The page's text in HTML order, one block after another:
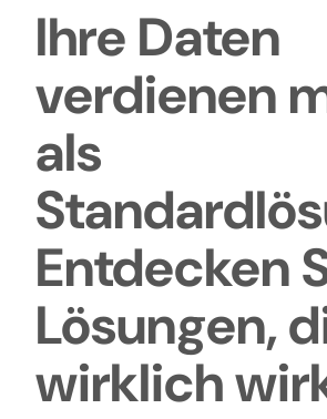
Ihre Daten
verdienen
als
Entdecken
Lösungen,
wirklich